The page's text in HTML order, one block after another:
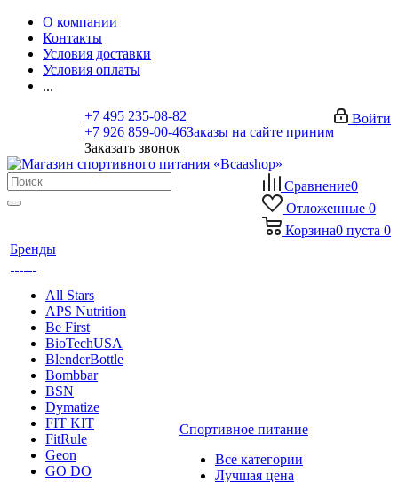
О компании
Контакты
Условия доставки
Условия оплаты
...
Войти
+7 495 235-08-82
+7 926 859-00-46Заказы на сайте приним
Заказать звонок
Сравнение0
Отложенные 0
Корзина0 пуста 0
Бренды
All Stars
APS Nutrition
Be First
BioTechUSA
BlenderBottle
Bombbar
BSN
Dymatize
FIT KIT
FitRule
Geon
GO DO
Спортивное питание
Все категории
Лучшая цена